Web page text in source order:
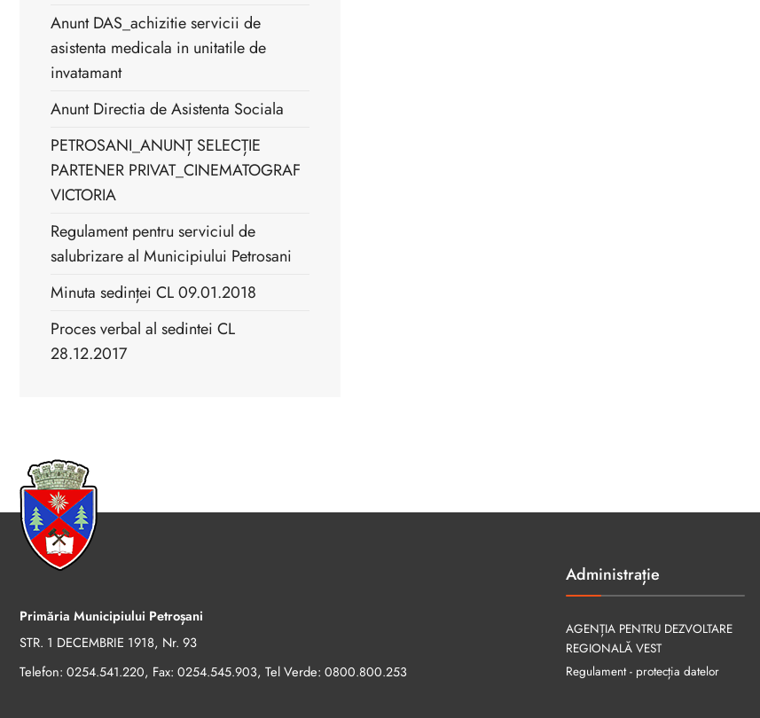
Anunt DAS_achizitie servicii de
asistenta medicala in unitatile de
invatamant
Anunt Directia de Asistenta Sociala
PETROSANI_ANUNȚ SELECȚIE
PARTENER PRIVAT_CINEMATOGRAF
VICTORIA
Regulament pentru serviciul de
salubrizare al Municipiului Petrosani
Minuta sedinței CL 09.01.2018
Proces verbal al sedintei CL
28.12.2017
Primăria Municipiului Petroșani
STR. 1 DECEMBRIE 1918, Nr. 93
Telefon: 0254.541.220, Fax: 0254.545.903, Tel Verde: 0800.800.253
Administrație
AGENȚIA PENTRU DEZVOLTARE
REGIONALĂ VEST
Regulament - protecția datelor